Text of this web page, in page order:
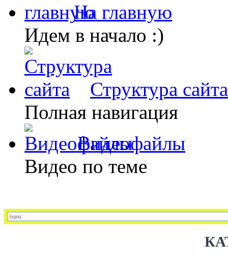
На главную
Идем в начало :)
Структура сайта
Полная навигация
Видеофайлы
Видео по теме